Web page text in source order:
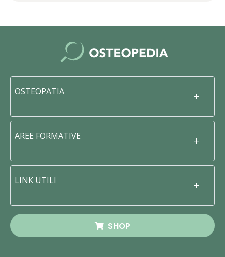
OSTEOPATIA
AREE FORMATIVE
LINK UTILI
SHOP